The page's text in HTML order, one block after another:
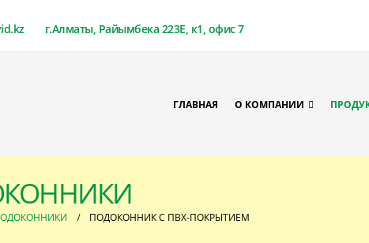
г.Алматы, Райымбека 223Е, к1, офис 7
ГЛАВНАЯ О КОМПАНИИ
ПОДОКОННИК С ПВХ-ПОКРЫТИЕМ